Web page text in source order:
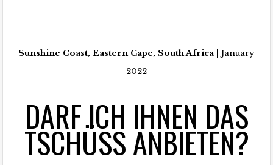
Sunshine Coast, Eastern Cape, South Africa | January
2022
DARF ICH IHNEN DAS
TSCHÜSS ANBIETEN?